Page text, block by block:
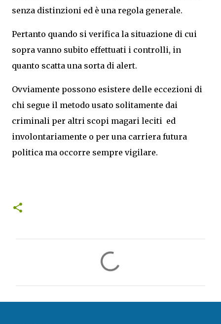
senza distinzioni ed è una regola generale.
Pertanto quando si verifica la situazione di cui
sopra vanno subito effettuati i controlli, in
quanto scatta una sorta di alert.
Ovviamente possono esistere delle eccezioni di
chi segue il metodo usato solitamente dai
criminali per altri scopi magari leciti ed
involontariamente o per una carriera futura
politica ma occorre sempre vigilare.